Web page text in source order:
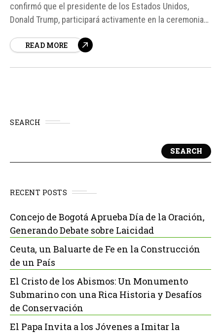
confirmó que el presidente de los Estados Unidos,
Donald Trump, participará activamente en la ceremonia
entregará el trofeo al capitán de la selección ganadora
READ MORE
SEARCH
SEARCH
RECENT POSTS
Concejo de Bogotá Aprueba Día de la Oración,
Generando Debate sobre Laicidad
Ceuta, un Baluarte de Fe en la Construcción
de un País
El Cristo de los Abismos: Un Monumento
Submarino con una Rica Historia y Desafíos
de Conservación
El Papa Invita a los Jóvenes a Imitar la